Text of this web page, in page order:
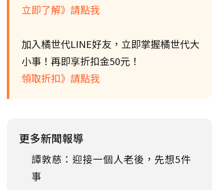
立即了解》請點我
加入橘世代LINE好友，立即掌握橘世代大
小事！再即享折扣金50元！
領取折扣》請點我
更多新聞報導
譚敦慈：迎接一個人老後，先想5件
事